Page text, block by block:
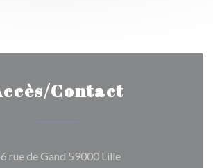
Contact
rue de Gand 59000 Lille((ouvre une